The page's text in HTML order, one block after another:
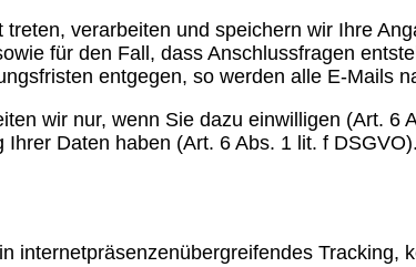
verarbeiten und speichern wir Ihre
für den Fall, dass Anschlussfragen
entgegen, so werden alle E-Mails
wir nur, wenn Sie dazu einwilligen (Art. 6
Daten haben (Art. 6 Abs. 1 lit. f DSGVO).
internetpräsenzenübergreifendes Tracking,